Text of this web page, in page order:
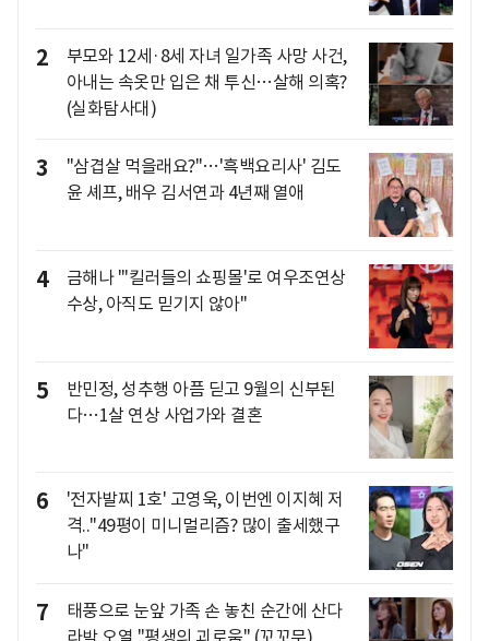
2
부모와 12세·8세 자녀 일가족 사망 사건,
아내는 속옷만 입은 채 투신…살해 의혹?
(실화탐사대)
3
"삼겹살 먹을래요?"…'흑백요리사' 김도
윤 셰프, 배우 김서연과 4년째 열애
4
금해나 "'킬러들의 쇼핑몰'로 여우조연상
수상, 아직도 믿기지 않아"
5
반민정, 성추행 아픔 딛고 9월의 신부된
다…1살 연상 사업가와 결혼
6
'전자발찌 1호' 고영욱, 이번엔 이지혜 저
격.."49평이 미니멀리즘? 많이 출세했구
나"
7
태풍으로 눈앞 가족 손 놓친 순간에 산다
라박 오열 "평생의 괴로움" (꼬꼬무)